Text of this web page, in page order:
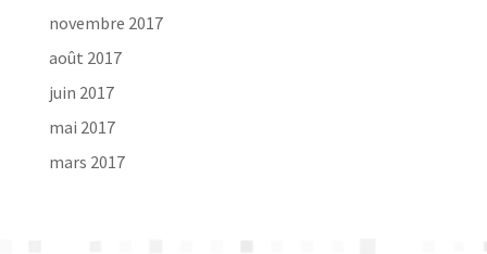
novembre 2017
août 2017
juin 2017
mai 2017
mars 2017